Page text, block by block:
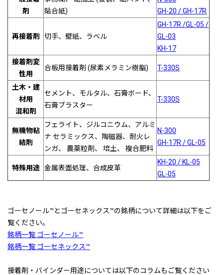
剤
貼合紙)
GH-20 / GH-17R
再接着剤 切手、壁紙、ラベル
GH-17R /GL-05 /
GL-03
KH-17
接着剤変
性用
合板用接着剤 (尿素メラミン樹脂) T-330S
土木・建
材用
混和剤
セメント、モルタル、石膏ボード、
石膏ブラスター
T-330S
無機物粘
結剤
フェライト、ジルコニウム、アルミ
ナ セラミックス、陶磁器、耐火レ
ンガ、 農薬粒剤、 培土、 複合肥料
N-300
GH-17R / GL-05
特殊用途 金属表面処理、合成皮革
KH-20 / KL-05
GL-05
ゴーセノール™とゴーセネックス™の銘柄について詳細は以下をご
覧ください。
銘柄一覧 ゴーセノール™
銘柄一覧 ゴーセネックス™
接着剤・バインダー用途については以下のコラムもご覧ください